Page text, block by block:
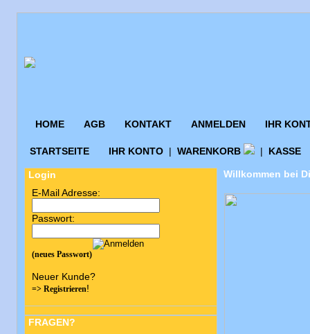
HOME AGB KONTAKT ANMELDEN IHR
STARTSEITE IHR KONTO | WARENKORB | KASSE
Login
E-Mail Adresse:
Passwort:
(neues Passwort)
Neuer Kunde?
=> Registrieren!
FRAGEN?
Willkommen bei